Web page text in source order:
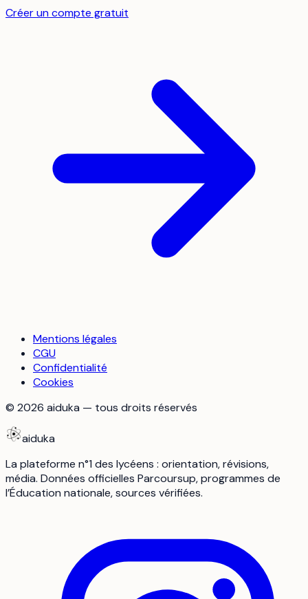
Créer un compte gratuit
Mentions légales
CGU
Confidentialité
Cookies
© 2026 aiduka — tous droits réservés
aiduka
La plateforme n°1 des lycéens : orientation, révisions,
média. Données officielles Parcoursup, programmes de
l’Éducation nationale, sources vérifiées.